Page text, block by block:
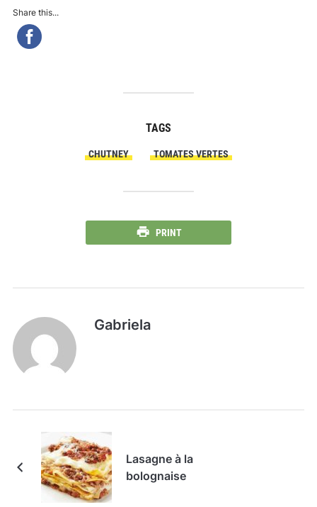
Share this...
TAGS
CHUTNEY TOMATES VERTES
PRINT
Gabriela
Lasagne à la
bolognaise